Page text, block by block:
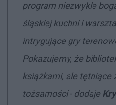
program niezwykle
śląskiej kuchni i
intrygujące gry
Pokazujemy, że
książkami, ale tętniące
tożsamości - dodaje